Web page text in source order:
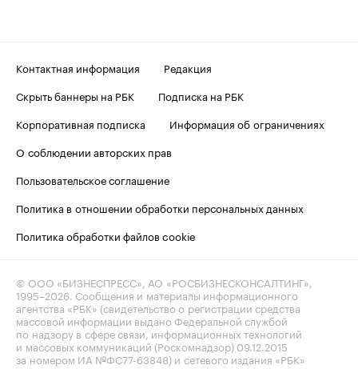
Контактная информация
Редакция
Скрыть баннеры на РБК
Подписка на РБК
Корпоративная подписка
Информация об ограничениях
О соблюдении авторских прав
Пользовательское соглашение
Политика в отношении обработки персональных данных
Политика обработки файлов cookie
© ООО «БИЗНЕСПРЕСС», АО «РОСБИЗНЕСКОНСАЛТИНГ»,
1995–2026. Сообщения и материалы информационного
агентства «РБК» (свидетельство о регистрации средства
массовой информации выдано Федеральной службой
по надзору в сфере связи, информационных технологий
и массовых коммуникаций (Роскомнадзор) 09.12.2015
за номером ИА №ФС77-63848) и сетевого издания «РБК»